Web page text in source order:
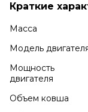
Краткие
Масса
Модель
Мощность
двигателя
Объем ковша